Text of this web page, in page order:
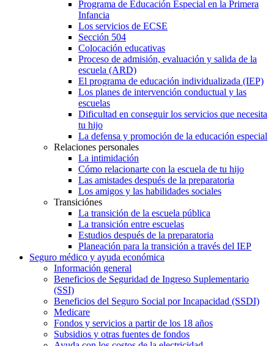
Programa de Educación Especial en la Primera
Infancia
Los servicios de ECSE
Sección 504
Colocación educativas
Proceso de admisión, evaluación y salida de la
escuela (ARD)
El programa de educación individualizada (IEP)
Los planes de intervención conductual y las
escuelas
Dificultad en conseguir los servicios que necesita
tu hijo
La defensa y promoción de la educación especial
Relaciones personales
La intimidación
Cómo relacionarte con la escuela de tu hijo
Las amistades después de la preparatoria
Los amigos y las habilidades sociales
Transiciónes
La transición de la escuela pública
La transición entre escuelas
Estudios después de la preparatoria
Planeación para la transición a través del IEP
Seguro médico y ayuda económica
Información general
Beneficios de Seguridad de Ingreso Suplementario
(SSI)
Beneficios del Seguro Social por Incapacidad (SSDI)
Medicare
Fondos y servicios a partir de los 18 años
Subsidios y otras fuentes de fondos